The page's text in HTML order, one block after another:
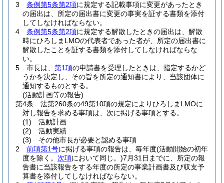
3
条例第5条第2項に規定する記載事項に変更があったとき
の届出は、所定の届出書に変更の事実を証する書類を添付
してしなければならない。
4
条例第5条第2項に規定する解散したときの届出は、解散
時にひろしまLMOの代表者であった者が、所定の届出書に
解散したことを証する書類を添付してしなければならな
い。
5
市長は、 第1項の申請書を受理したときは、指定するかど
うかを決定し、その旨を所定の通知書により、当該団体に
通知するものとする。
(活動計画等の報告)
第4条
法第260条の49第10項の規定によりひろしまLMOに
対し報告を求める事項は、次に掲げる事項とする。
(1)
活動計画
(2)
活動実績
(3)
その他市長が必要と認める事項
2
前項第1号に掲げる事項の報告は、毎年度(活動開始の初年
度を除く。 次項において同じ。)7月31日までに、所定の報
告書に当該報告をする年度の所定の事業計画書及び収支予
算書を添付してしなければならない。